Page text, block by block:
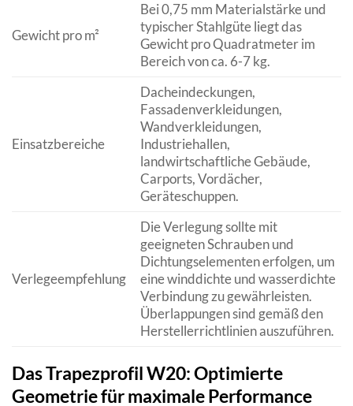
Gewicht pro m²
Bei 0,75 mm Materialstärke und
typischer Stahlgüte liegt das
Gewicht pro Quadratmeter im
Bereich von ca. 6-7 kg.
Einsatzbereiche
Dacheindeckungen,
Fassadenverkleidungen,
Wandverkleidungen,
Industriehallen,
landwirtschaftliche Gebäude,
Carports, Vordächer,
Geräteschuppen.
Verlegeempfehlung
Die Verlegung sollte mit
geeigneten Schrauben und
Dichtungselementen erfolgen, um
eine winddichte und wasserdichte
Verbindung zu gewährleisten.
Überlappungen sind gemäß den
Herstellerrichtlinien auszuführen.
Das Trapezprofil W20: Optimierte
Geometrie für maximale Performance